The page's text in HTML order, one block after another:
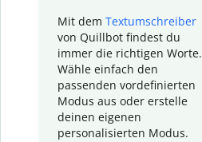
Mit dem Textumschreiber
von Quillbot findest du
immer die richtigen Worte.
Wähle einfach den
passenden vordefinierten
Modus aus oder erstelle
deinen eigenen
personalisierten Modus.